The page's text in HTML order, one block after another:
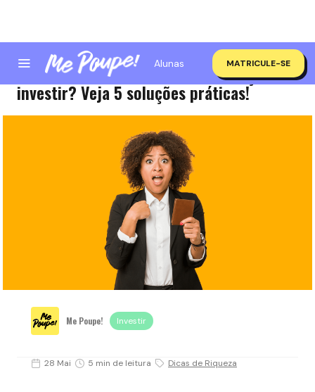
Alunas MATRICULE-SE
De onde tirar o dinheiro pra começar a
investir? Veja 5 soluções práticas!
Me Poupe! Investir
28 Mai 5 min de leitura Dicas de Riqueza